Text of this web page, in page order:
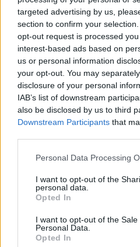
targeted advertising by us,
section to confirm your
opt-out request is processed
interest-based ads based on
us or personal information
your opt-out. You may
disclosure of your personal
IAB’s list of downstream
also be disclosed by us to third
Downstream Participants that
Personal Data Processing
I want to opt-out of the
personal data.
Opted In
I want to opt-out of the Sale
Personal Data.
Opted In
Este jogo foi desenvolvido pela
Farm Block também pode ser
plataformas:
Etiquetas
COLEÇÕES DE JOGOS